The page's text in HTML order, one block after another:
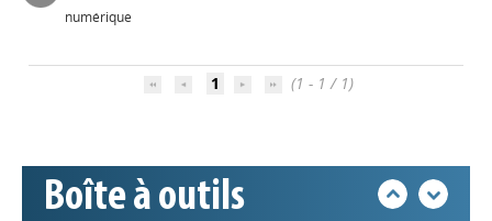
numérique
1 (1 - 1 / 1)
Boîte à outils
Base documentaire